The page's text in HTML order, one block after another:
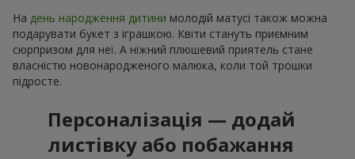
На день народження дитини молодій матусі також можна
подарувати букет з іграшкою. Квіти стануть приємним
сюрпризом для неї. А ніжний плюшевий приятель стане
власністю новонародженого малюка, коли той трошки
підросте.
Персоналізація — додай
листівку або побажання